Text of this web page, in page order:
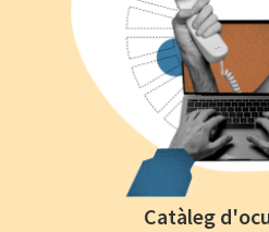
Catàleg